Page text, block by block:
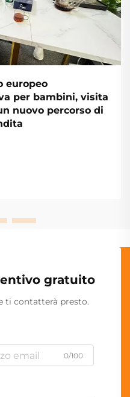
europeo
per bambini, visita
nuovo percorso di
gratuito
ti contatterà presto.
0/100